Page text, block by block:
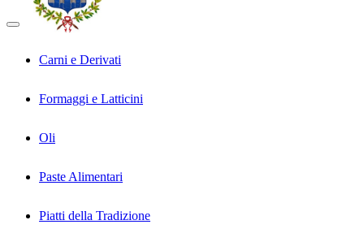
Carni e Derivati
Formaggi e Latticini
Oli
Paste Alimentari
Piatti della Tradizione